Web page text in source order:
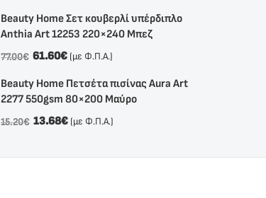
Beauty Home Σετ κουβερλί υπέρδιπλο
Anthia Αrt 12253 220×240 Μπεζ
77.00€ 61.60€ (με Φ.Π.Α.)
Beauty Home Πετσέτα πισίνας Aura Art
2277 550gsm 80×200 Μαύρο
15.20€ 13.68€ (με Φ.Π.Α.)